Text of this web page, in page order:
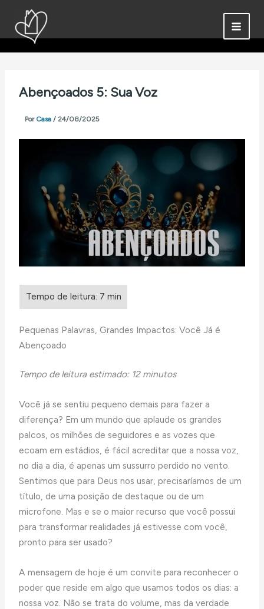
para
o
conteúdo
Abençoados 5: Sua Voz
Por Casa/24/08/2025
Pequenas Palavras, Grandes Impactos: Você Já é
Abençoado
Tempo de leitura estimado: 12 minutos
Você já se sentiu pequeno demais para fazer a
diferença? Em um mundo que aplaude os grandes
palcos, os milhões de seguidores e as vozes que
ecoam em estádios, é fácil acreditar que a nossa voz,
no dia a dia, é apenas um sussurro perdido no vento.
Sentimos que para Deus nos usar, precisaríamos de um
título, de uma posição de destaque ou de um
microfone. Mas e se o maior recurso que você possui
para transformar realidades já estivesse com você,
pronto para ser usado?
A mensagem de hoje é um convite para reconhecer o
poder que reside em algo que usamos todos os dias: a
nossa voz. Não se trata do volume, mas da verdade